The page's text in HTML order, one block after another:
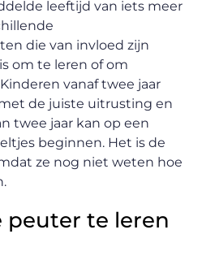
leeftijd van iets meer
die van invloed zijn
om te leren of om
vanaf twee jaar
de juiste uitrusting en
twee jaar kan op een
beginnen. Het is de
ze nog niet weten hoe
peuter te leren